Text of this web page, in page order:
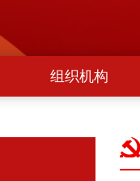
组织机构